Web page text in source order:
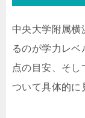
中央大学附属横
るのが学力レベ
点の目安、そし
ついて具体的に